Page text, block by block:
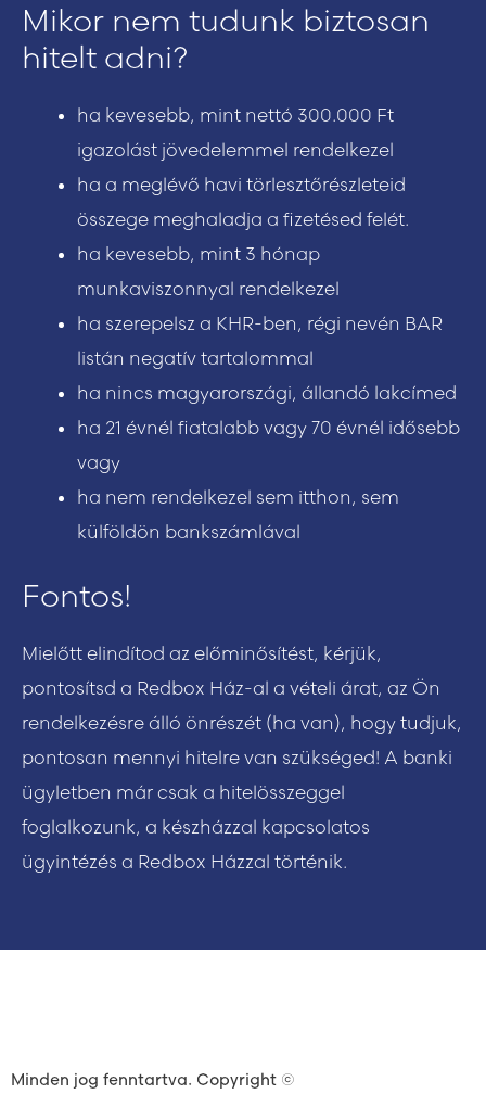
Mikor nem tudunk biztosan
hitelt adni?
ha kevesebb, mint nettó 300.000 Ft
igazolást jövedelemmel rendelkezel
ha a meglévő havi törlesztőrészleteid
összege meghaladja a fizetésed felét.
ha kevesebb, mint 3 hónap
munkaviszonnyal rendelkezel
ha szerepelsz a KHR-ben, régi nevén BAR
listán negatív tartalommal
ha nincs magyarországi, állandó lakcímed
ha 21 évnél fiatalabb vagy 70 évnél idősebb
vagy
ha nem rendelkezel sem itthon, sem
külföldön bankszámlával
Fontos!
Mielőtt elindítod az előminősítést, kérjük,
pontosítsd a Redbox Ház-al a vételi árat, az Ön
rendelkezésre álló önrészét (ha van), hogy tudjuk,
pontosan mennyi hitelre van szükséged! A banki
ügyletben már csak a hitelösszeggel
foglalkozunk, a készházzal kapcsolatos
ügyintézés a Redbox Házzal történik.
Minden jog fenntartva. Copyright ©